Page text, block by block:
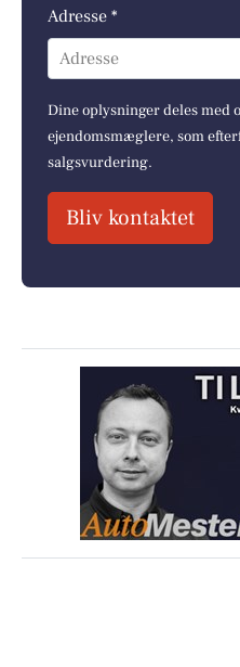
Adresse *
Adresse
Dine oplysninger deles med
ejendomsmæglere, som
salgsvurdering.
Bliv kontaktet